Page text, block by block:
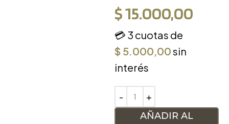
$15.000,00
💳 3 cuotas de
$ 5.000,00sin
interés
AÑADIR AL